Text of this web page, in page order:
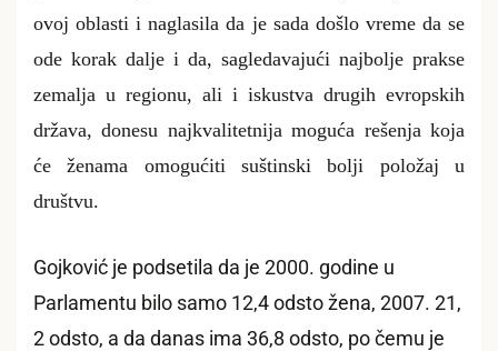
ovoj oblasti i naglasila da je sada došlo vreme da se
ode korak dalje i da, sagledavajući najbolje prakse
zemalja u regionu, ali i iskustva drugih evropskih
država, donesu najkvalitetnija moguća rešenja koja
će ženama omogućiti suštinski bolji položaj u
društvu.
Gojković je podsetila da je 2000. godine u
Parlamentu bilo samo 12,4 odsto žena, 2007. 21,
2 odsto, a da danas ima 36,8 odsto, po čemu je